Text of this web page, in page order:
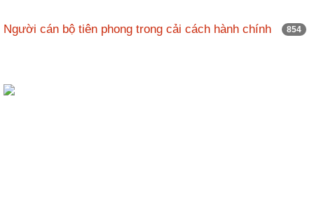
Người cán bộ tiên phong trong cải cách hành chính 854